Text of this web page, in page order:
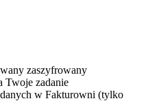
zaszyfrowany
Twoje zadanie
w Fakturowni (tylko